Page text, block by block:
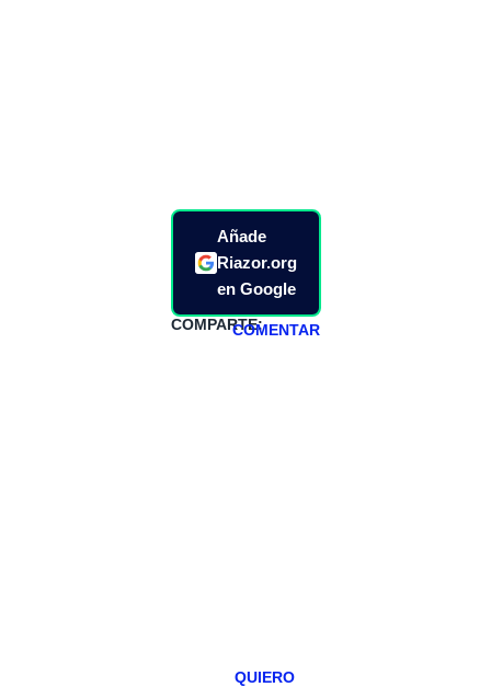
Añade
Riazor.org
en Google
COMPARTE:COMENTAR
QUIERO